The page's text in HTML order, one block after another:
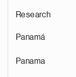
Research
Panamá
Panama